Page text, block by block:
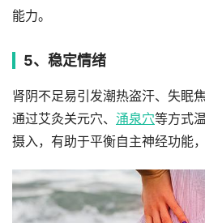
能力。
5、稳定情绪
肾阴不足易引发潮热盗汗、失眠
通过艾灸关元穴、 涌泉穴等方式
摄入，有助于平衡自主神经功能